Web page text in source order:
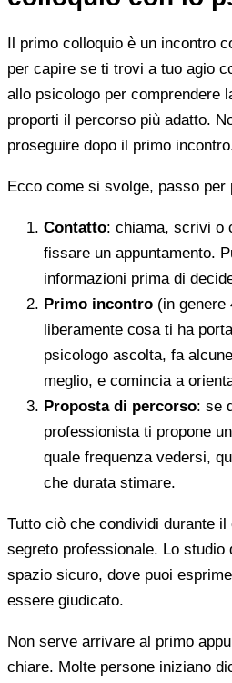
Il primo colloquio è un incontro
per capire se ti trovi a tuo agio
allo psicologo per comprendere
proporti il percorso più adatto.
proseguire dopo il primo
Ecco come si svolge, passo per
Contatto: chiama, scrivi o
fissare un appuntamento.
informazioni prima di
Primo incontro (in genere
liberamente cosa ti ha
psicologo ascolta, fa
meglio, e comincia a
Proposta di percorso: se
professionista ti propone
quale frequenza vedersi,
che durata stimare.
Tutto ciò che condividi durante
segreto professionale. Lo studio
spazio sicuro, dove puoi
essere giudicato.
Non serve arrivare al primo
chiare. Molte persone iniziano